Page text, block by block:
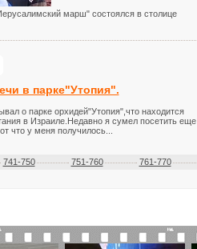
марш" состоялся в столице
в парке"Утопия".
о парке орхидей"Утопия",что находится
в Израиле.Недавно я сумел посетить еще
что у меня получилось...
741-750 751-760 761-770